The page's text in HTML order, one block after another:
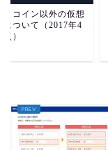
トコイン以外の仮想
について（2017年4
）